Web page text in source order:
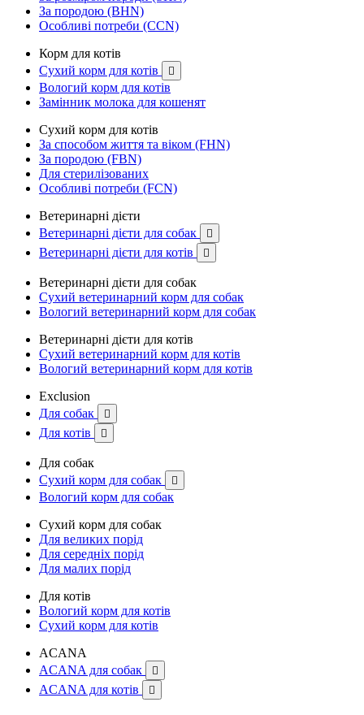
За породою (BHN)
Особливі потреби (CCN)
Корм для котів
Сухий корм для котів

Вологий корм для котів
Замінник молока для кошенят
Сухий корм для котів
За способом життя та віком (FHN)
За породою (FBN)
Для стерилізованих
Особливі потреби (FCN)
Ветеринарні дієти
Ветеринарні дієти для собак

Ветеринарні дієти для котів 
Ветеринарні дієти для собак
Сухий ветеринарний корм для собак
Вологий ветеринарний корм для собак
Ветеринарні дієти для котів
Сухий ветеринарний корм для котів
Вологий ветеринарний корм для котів
Exclusion
Для собак

Для котів 
Для собак
Сухий корм для собак

Вологий корм для собак
Сухий корм для собак
Для великих порід
Для середніх порід
Для малих порід
Для котів
Вологий корм для котів
Сухий корм для котів
ACANA
ACANA для собак

ACANA для котів 